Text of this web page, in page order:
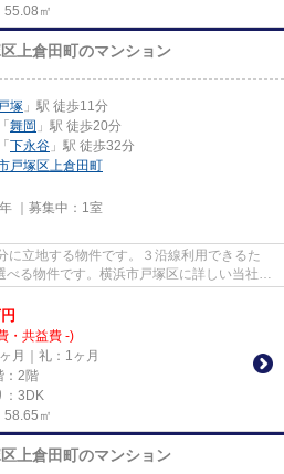
55.08㎡
上倉田町のマンション
戸塚 」駅 徒歩11分
「 舞岡 」駅 徒歩20分
「 下永谷 」駅 徒歩32分
戸塚区上倉田町
｜募集中： 1室
に立地する物件です。３沿線利用できるた
る物件です。横浜市戸塚区に詳しい当社で
円
・共益費 -)
月｜礼：1ヶ月
：2階
：3DK
58.65㎡
上倉田町のマンション